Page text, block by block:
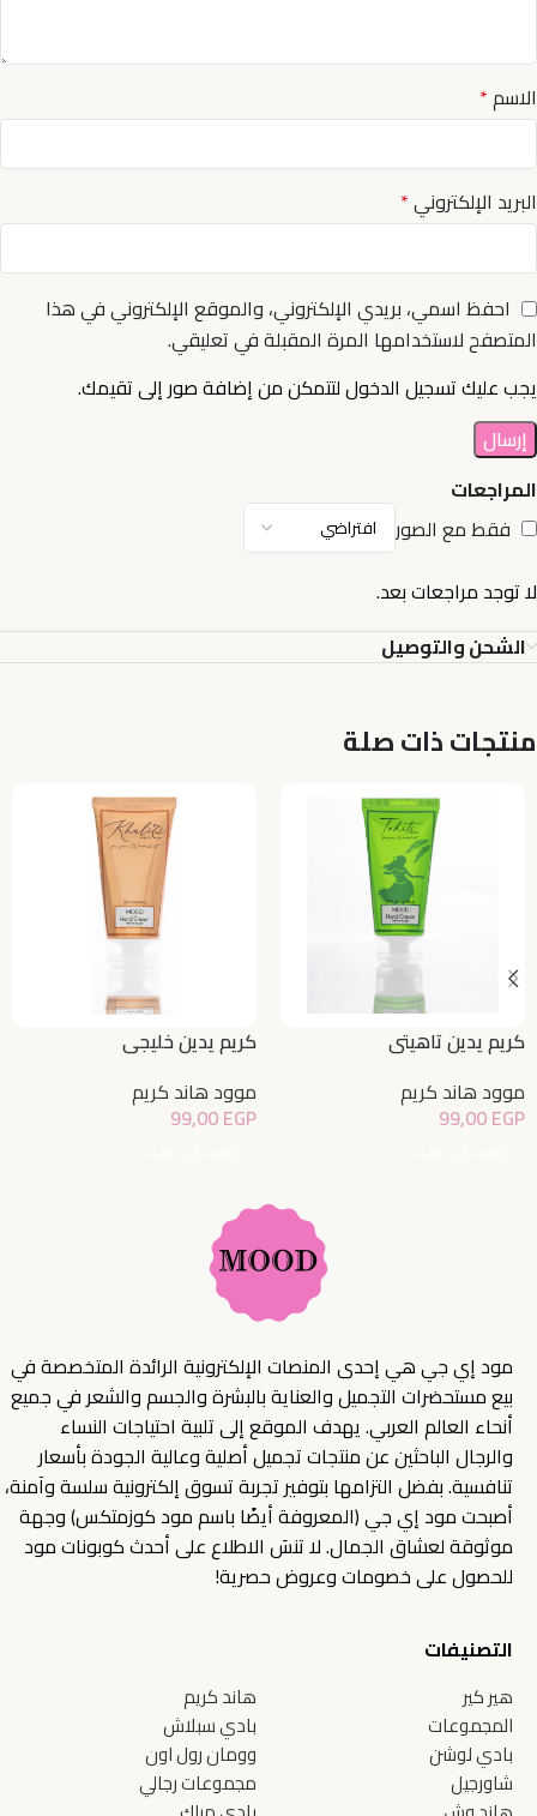
المراجعات
فقط مع الصور
لا توجد مراجعات بعد.
الاسم*
البريد الإلكتروني*
احفظ اسمي، بريدي الإلكتروني، والموقع الإلكتروني في هذا
المتصفح لاستخدامها المرة المقبلة في تعليقي.
يجب عليك تسجيل الدخول لتتمكن من إضافة صور إلى تقيمك.
الشحن والتوصيل
منتجات ذات صلة
كريم يدين تاهيتي
موود هاند كريم
99,00EGP
كريم يدين خليجي
موود هاند كريم
99,00EGP
مود إي جي هي إحدى المنصات الإلكترونية الرائدة المتخصصة في
بيع مستحضرات التجميل والعناية بالبشرة والجسم والشعر في جميع
أنحاء العالم العربي. يهدف الموقع إلى تلبية احتياجات النساء
والرجال الباحثين عن منتجات تجميل أصلية وعالية الجودة بأسعار
تنافسية. بفضل التزامها بتوفير تجربة تسوق إلكترونية سلسة وآمنة،
أصبحت مود إي جي (المعروفة أيضًا باسم مود كوزمتكس) وجهة
موثوقة لعشاق الجمال. لا تنسَ الاطلاع على أحدث كوبونات مود
للحصول على خصومات وعروض حصرية!
التصنيفات
هير كير
المجموعات
بادي لوشن
شاورجيل
هاند كريم
بادي سبلاش
وومان رول اون
مجموعات رجالي